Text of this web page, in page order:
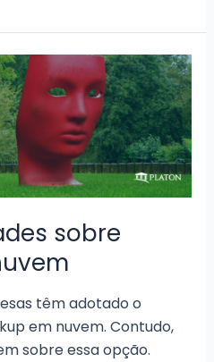
sobre
têm adotado o
em nuvem. Contudo,
sobre essa opção.